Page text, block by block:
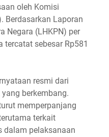
oleh Komisi
Berdasarkan Laporan
Negara (LHKPN) per
tercatat sebesar Rp581
resmi dari
berkembang.
memperpanjang
terkait
dalam pelaksanaan